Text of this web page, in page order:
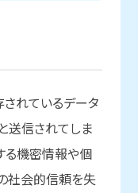
れているデータ
送信されてしま
る機密情報や個
社会的信頼を失